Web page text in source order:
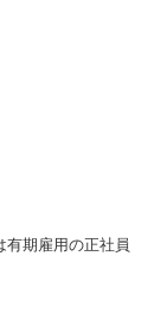
有期雇用の正社員